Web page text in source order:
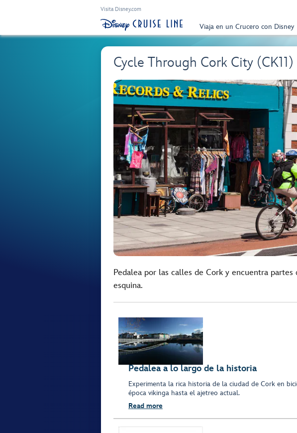
Visita Disney.com
Viaja en un Crucero con Disney
Cycle Through Cork City (CK11)
Pedalea por las calles de Cork y encuentra partes
esquina.
Pedalea a lo largo de la historia
Experimenta la rica historia de la ciudad de Cork en
época vikinga hasta el ajetreo actual.
Read more